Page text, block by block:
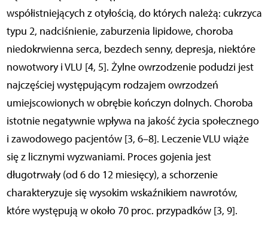
współistniejących z otyłością, do których należą: cukrzyca
typu 2, nadciśnienie, zaburzenia lipidowe, choroba
niedokrwienna serca, bezdech senny, depresja, niektóre
nowotwory i VLU [4, 5]. Żylne owrzodzenie podudzi jest
najczęściej występującym rodzajem owrzodzeń
umiejscowionych w obrębie kończyn dolnych. Choroba
istotnie negatywnie wpływa na jakość życia społecznego
i zawodowego pacjentów [3, 6–8]. Leczenie VLU wiąże
się z licznymi wyzwaniami. Proces gojenia jest
długotrwały (od 6 do 12 miesięcy), a schorzenie
charakteryzuje się wysokim wskaźnikiem nawrotów,
które występują w około 70 proc. przypadków [3, 9].